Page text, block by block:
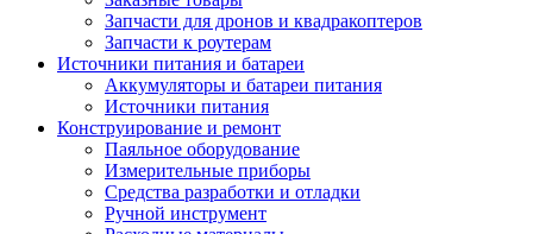
Запчасти для дронов и квадракоптеров
Запчасти к роутерам
Источники питания и батареи
Аккумуляторы и батареи питания
Источники питания
Конструирование и ремонт
Паяльное оборудование
Измерительные приборы
Средства разработки и отладки
Ручной инструмент